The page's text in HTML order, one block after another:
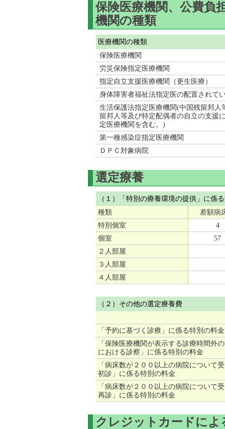
保険医療機関、公費負
機関の種類
医療機関の種類
保険医療機関
労災保険指定医療機関
指定自立支援医療機関（更生医療）
身体障害者福祉法指定医の配置されて
生活保護法指定医療機関(中国残留邦
留邦人等及び特定配偶者の自立の支援
定医療機関を含む。)
第一種感染症指定医療機関
ＤＰＣ対象病院
選定療養
（１）「特別の療養環境の提供」に係
種類
差額病
特別個室
4
個室
57
２人部屋
３人部屋
４人部屋
（２）その他の選定療養費
「予約に基づく診療」に係る特別の料金
「保険医療機関が表示する診療時間外
における診察」に係る特別の料金
「病床数が２００以上の病院について
初診」に係る特別の料金
「病床数が２００以上の病院について
再診」に係る特別の料金
クレジットカードによ